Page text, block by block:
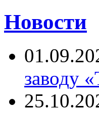
Новости
заводу